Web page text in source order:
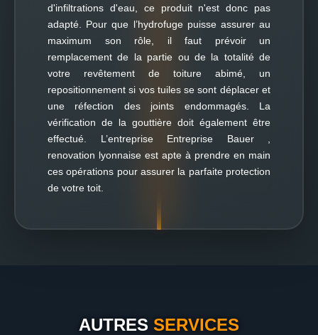
d'infiltrations d'eau, ce produit n'est donc pas
adapté. Pour que l’hydrofuge puisse assurer au
maximum son rôle, il faut prévoir un
remplacement de la partie ou de la totalité de
votre revêtement de toiture abimé, un
repositionnement si vos tuiles se sont déplacer et
une réfection des joints endommagés. La
vérification de la gouttière doit également être
effectué. L’entreprise Entreprise Bauer ,
renovation lyonnaise est apte à prendre en main
ces opérations pour assurer la parfaite protection
de votre toit.
AUTRES SERVICES